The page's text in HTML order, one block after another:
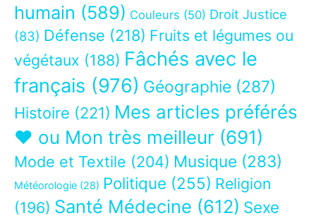
humain (589) Couleurs (50) Droit Justice
(83) Défense (218) Fruits et légumes ou
végétaux (188) Fâchés avec le
français (976) Géographie (287)
Histoire (221) Mes articles préférés
❤ ou Mon très meilleur (691)
Mode et Textile (204) Musique (283)
Météorologie (28) Politique (255) Religion
(196) Santé Médecine (612) Sexe